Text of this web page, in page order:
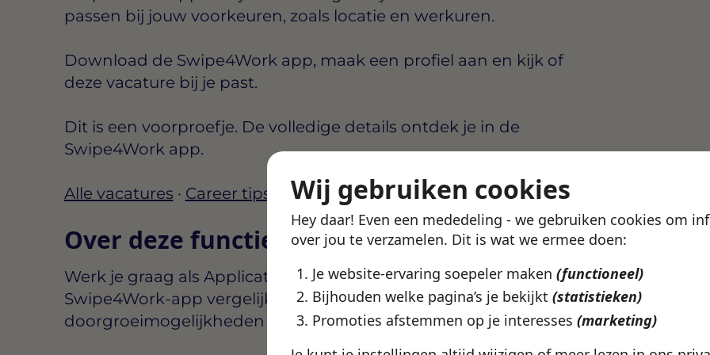
Wij gebruiken cookies
Hey daar! Even een mededeling - we gebruiken cookies om
over jou te verzamelen. Dit is wat we ermee doen:
Je website-ervaring soepeler maken (functioneel)
Bijhouden welke pagina’s je bekijkt (statistieken)
Promoties afstemmen op je interesses (marketing)
passen bij jouw voorkeuren, zoals locatie en werkuren.
Download de Swipe4Work app, maak een profiel aan en kijk of
deze vacature bij je past.
Dit is een voorproefje. De volledige details ontdek je in de
Swipe4Work app.
Alle vacatures · Career tips
Over deze functie
Werk je graag als Applicatiebeheerder Lelystad? In de
Swipe4Work-app vergelijk je voorwaarden, werkgevers en
doorgroeimogelijkheden zodat je snel ziet wat bij je past.